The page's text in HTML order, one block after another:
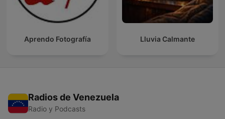
Aprendo Fotografía Lluvia Calmante
Radios de Venezuela
Radio y Podcasts